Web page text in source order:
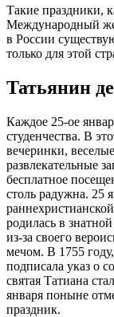
Такие праздники,
Международный
в России
только для этой
Татьянин
Каждое 25-ое
студенчества. В
вечеринки,
развлекательные
бесплатное
столь радужна. 25
родилась в
из-за своего
мечом. В 1755
подписала указ о
святая Татиана
января поныне
праздник.